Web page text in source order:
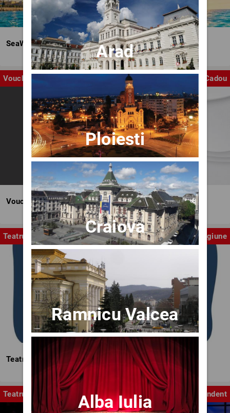
SeaWave Film & Arts Festival editia IV
Voucher Cadou
Voucher BILET.ro
Teatrul Mic Stagiune
Teatrul Mic - Stagiunea 2025-2026
Teatru Independent
Arad
Ploiesti
Craiova
Ramnicu Valcea
Alba Iulia